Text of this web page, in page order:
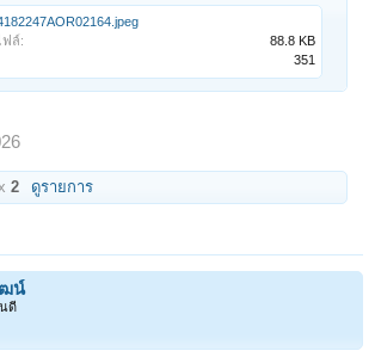
ล์:
88.8 KB
351
2 ดูรายการ
ฒน์
ดี